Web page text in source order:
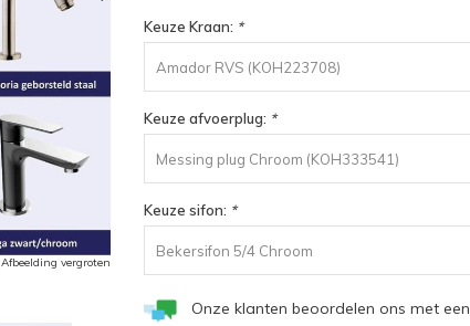
Afbeelding vergroten
Keuze Kraan: *
Amador RVS (KOH223708)
Keuze afvoerplug: *
Messing plug Chroom (KOH333541)
Keuze sifon: *
Bekersifon 5/4 Chroom
Onze klanten beoordelen ons met een